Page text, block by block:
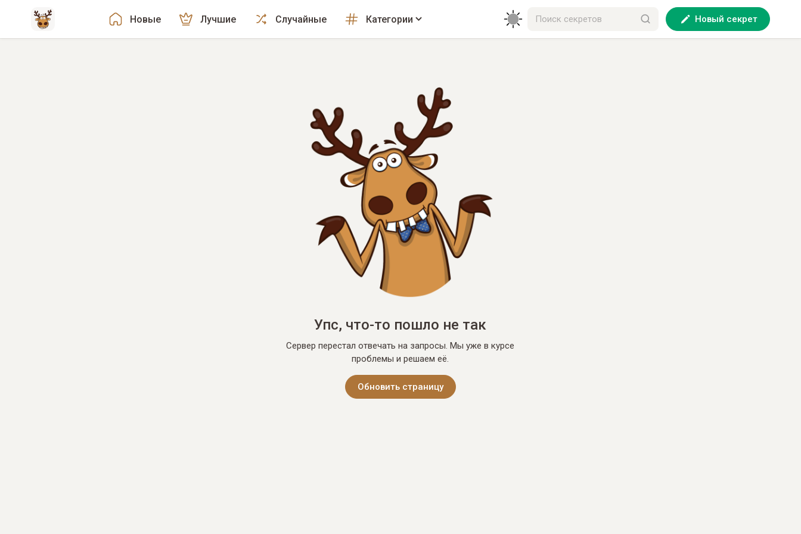
Новые Лучшие Случайные Категории Новый секрет
Упс, что-то пошло не так
Сервер перестал отвечать на запросы. Мы уже в курсе
проблемы и решаем её.
Обновить страницу